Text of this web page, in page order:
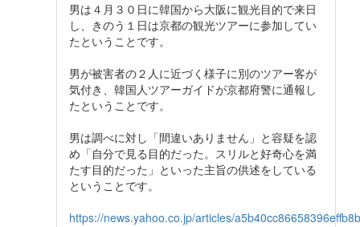
男は４月３０日に韓国から大阪に観光目的で来日
し、きのう１日は京都の観光ツアーに参加してい
たということです。
男が被害者の２人に近づく様子に別のツアー客が
気付き、韓国人ツアーガイドが京都府警に通報し
たということです。
男は調べに対し「間違いありません」と容疑を認
め「自分で見る目的だった。スリルと好奇心を満
たす目的だった」といった主旨の供述をしている
ということです。
https://news.yahoo.co.jp/articles/